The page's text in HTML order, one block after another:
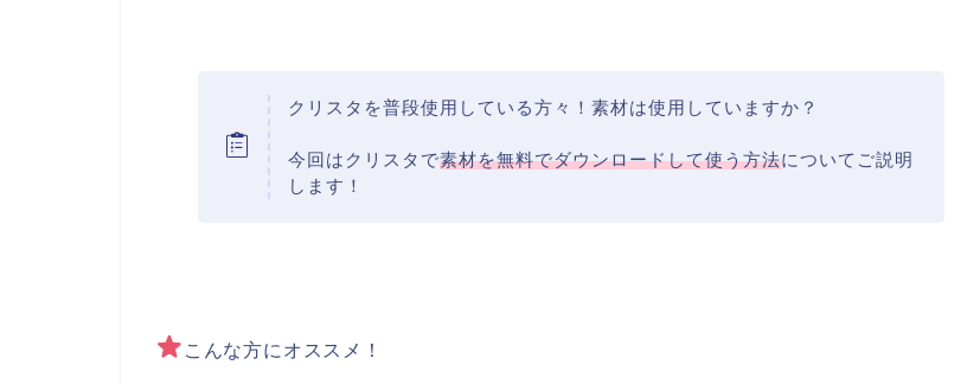
クリスタを普段使用している方々！素材は使用していますか？
今回はクリスタで素材を無料でダウンロードして使う方法についてご説明
します！
こんな方にオススメ！